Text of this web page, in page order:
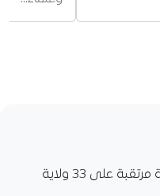
على 33 ولاية